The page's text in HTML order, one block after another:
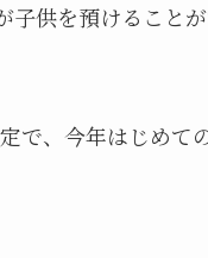
子供を預けること
で、今年はじめて